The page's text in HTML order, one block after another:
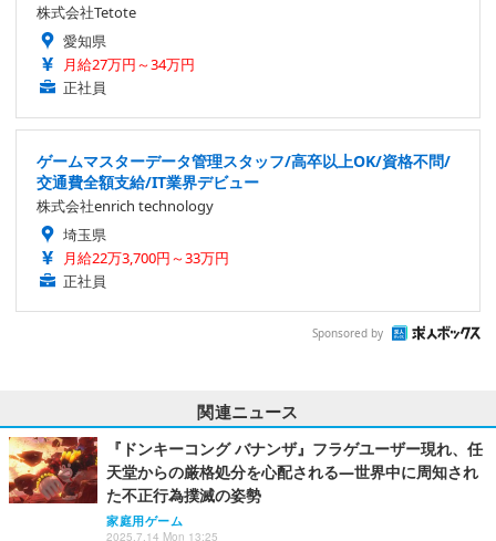
株式会社Tetote
愛知県
月給27万円～34万円
正社員
ゲームマスターデータ管理スタッフ/高卒以上OK/資格不問/
交通費全額支給/IT業界デビュー
株式会社enrich technology
埼玉県
月給22万3,700円～33万円
正社員
Sponsored by
関連ニュース
『ドンキーコング バナンザ』フラゲユーザー現れ、任
天堂からの厳格処分を心配される―世界中に周知され
た不正行為撲滅の姿勢
家庭用ゲーム
2025.7.14 Mon 13:25